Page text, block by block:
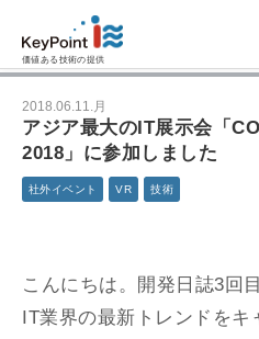
価値ある技術の提供
2018.06.11.月
アジア最大のIT展示会「
2018」に参加しました
社外イベント VR 技術
こんにちは。開発日誌3回
IT業界の最新トレンドをキ